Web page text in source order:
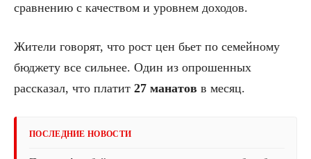
сравнению с качеством и уровнем доходов.
Жители говорят, что рост цен бьет по семейному
бюджету все сильнее. Один из опрошенных
рассказал, что платит 27 манатов в месяц.
ПОСЛЕДНИЕ НОВОСТИ